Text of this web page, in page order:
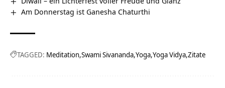
Am Donnerstag ist Ganesha Chaturthi
TAGGED: Meditation Swami Sivananda Yoga Yoga Vidya Zitate